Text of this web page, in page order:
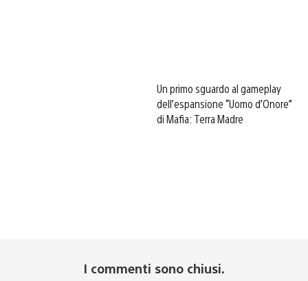
Un primo sguardo al gameplay
dell’espansione “Uomo d’Onore”
di Mafia: Terra Madre
I commenti sono chiusi.